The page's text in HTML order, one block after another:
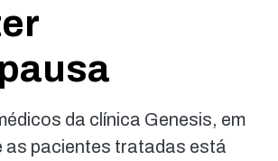
da clínica Genesis, em
as pacientes tratadas está